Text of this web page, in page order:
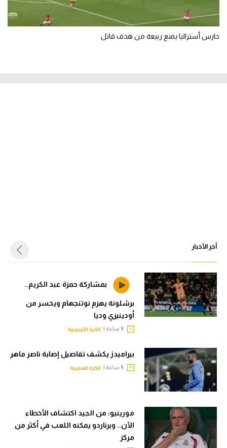
حارس أستراليا يمنع ربيعة من هدف قاتل
أخر الأخبار
بمشاركة حمزة عبد الكريم..
برشلونة يهزم نوتنجهام ويخسر من
أودينيزي وديا
الكرة الأوروبية
بيراميدز يكشف تفاصيل إصابة ناصر ماهر
الكرة المصرية
مورينيو: من الجيد اكتشاف الأخطاء
الآن.. وبرناردو يمكنه اللعب في أكثر من
مركز